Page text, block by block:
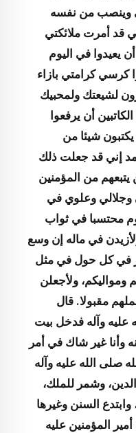
وينصب من نفسه
قد أمرت ملائكتي
يعيدوا في اليوم
كرسي كرامتي بازاء
لشيعتك ولمحبيك
أن يرفعوا
شيئا من
إني قد جعلت ذلك
يتبعهم من المؤمنين
وجلالي وعلوي في
محتسبا في ثواب
في ماله إن وسع
في كل حول في مثل
ومواليكم، ولأجعلن
مقبولا. قال
عليه وآله فدخل بيت
وأنا غير شاك في أمر
صلى الله عليه وآله
وشمر للملك،
السنن وغيرها
المؤمنين عليه